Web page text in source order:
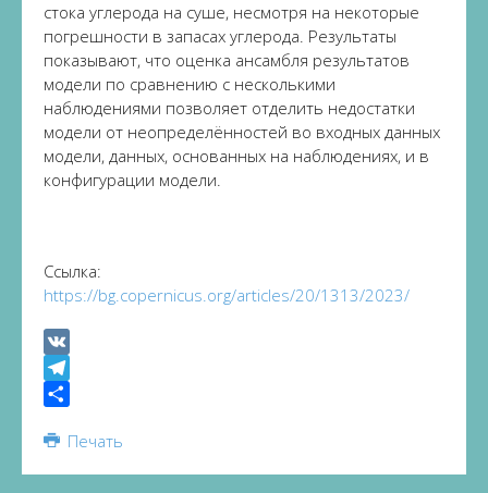
стока углерода на суше, несмотря на некоторые
погрешности в запасах углерода. Результаты
показывают, что оценка ансамбля результатов
модели по сравнению с несколькими
наблюдениями позволяет отделить недостатки
модели от неопределённостей во входных данных
модели, данных, основанных на наблюдениях, и в
конфигурации модели.
Ссылка:
https://bg.copernicus.org/articles/20/1313/2023/
VK
Telegram
Печать